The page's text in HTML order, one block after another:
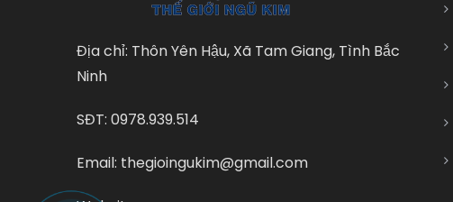
Địa chỉ: Thôn Yên Hậu, Xã Tam Giang, Tình Bắc
Ninh
SĐT: 0978.939.514
Email: thegioingukim@gmail.com